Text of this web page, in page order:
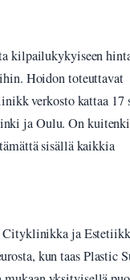
kilpailukykyiseen
Hoidon toteuttavat
verkosto kattaa 17
ja Oulu. On
sisällä kaikkia
Cityklinikka ja
kun taas Plastic